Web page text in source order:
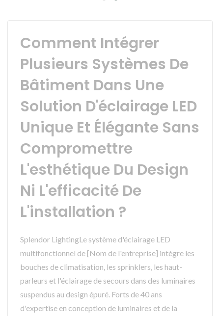
Comment Intégrer
Plusieurs Systèmes De
Bâtiment Dans Une
Solution D'éclairage LED
Unique Et Élégante Sans
Compromettre
L'esthétique Du Design
Ni L'efficacité De
L'installation ?
Splendor LightingLe système d'éclairage LED
multifonctionnel de [Nom de l'entreprise] intègre les
bouches de climatisation, les sprinklers, les haut-
parleurs et l'éclairage de secours dans des luminaires
suspendus au design épuré. Forts de 40 ans
d'expertise en conception de luminaires et de la